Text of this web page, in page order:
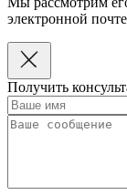
электронной
Получить